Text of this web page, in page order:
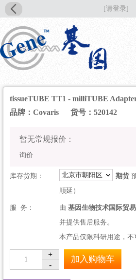
[请登录]
tissueTUBE TT1 - milliTUBE
品牌：Covaris
货号：520142
暂无常规报价：
询价
库存货期： 北京市朝阳区 期货
顺延）
服 务： 由 基因生物技术国际贸
并提供售后服务。
本产品仅限科研用途，不
1
+
-
加入购物车